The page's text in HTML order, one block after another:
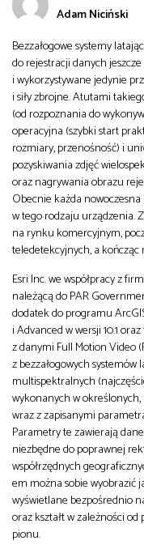
od
do
Adam Niciński
Bezzałogowe systemy
do rejestracji danych
i wykorzystywane jedynie
i siły zbrojne. Atutami
(od rozpoznania do
operacyjna (szybki start
rozmiary, przenośność) i
pozyskiwania zdjęć
oraz nagrywania obrazu
Obecnie każda
w tego rodzaju urządzenia.
na rynku komercyjnym,
teledetekcyjnych, a
Esri Inc. we współpracy z
należącą do PAR
dodatek do programu
i Advanced w wersji 10.1
z danymi Full Motion Video
z bezzałogowych
multispektralnych
wykonanych w
wraz z zapisanymi
Parametry te zawierają
niezbędne do poprawnej
współrzędnych
em można sobie wyobrazić
wyświetlane bezpośrednio
oraz kształt w zależności
pionu.